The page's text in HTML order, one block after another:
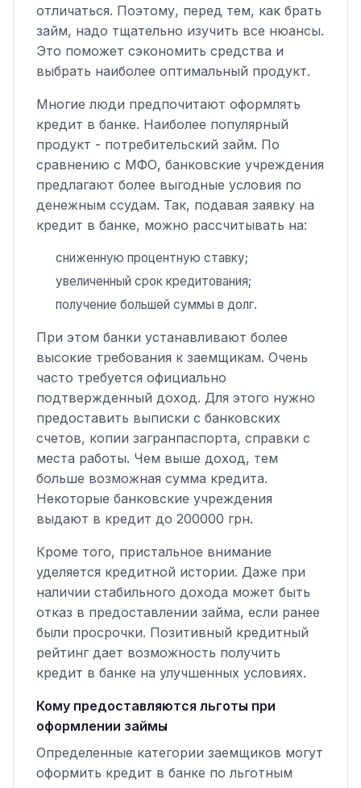
отличаться. Поэтому, перед тем, как брать
займ, надо тщательно изучить все нюансы.
Это поможет сэкономить средства и
выбрать наиболее оптимальный продукт.
Многие люди предпочитают оформлять
кредит в банке. Наиболее популярный
продукт - потребительский займ. По
сравнению с МФО, банковские учреждения
предлагают более выгодные условия по
денежным ссудам. Так, подавая заявку на
кредит в банке, можно рассчитывать на:
сниженную процентную ставку;
увеличенный срок кредитования;
получение большей суммы в долг.
При этом банки устанавливают более
высокие требования к заемщикам. Очень
часто требуется официально
подтвержденный доход. Для этого нужно
предоставить выписки с банковских
счетов, копии загранпаспорта, справки с
места работы. Чем выше доход, тем
больше возможная сумма кредита.
Некоторые банковские учреждения
выдают в кредит до 200000 грн.
Кроме того, пристальное внимание
уделяется кредитной истории. Даже при
наличии стабильного дохода может быть
отказ в предоставлении займа, если ранее
были просрочки. Позитивный кредитный
рейтинг дает возможность получить
кредит в банке на улучшенных условиях.
Кому предоставляются льготы при
оформлении займы
Определенные категории заемщиков могут
оформить кредит в банке по льготным